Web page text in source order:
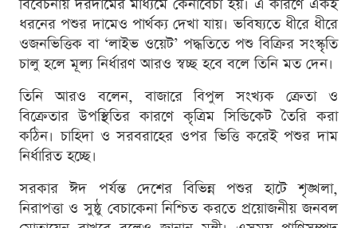
বিবেচনায় দরদামের মাধ্যমে কেনাবেচা হয়। এ কারণে একই
ধরনের পশুর দামেও পার্থক্য দেখা যায়। ভবিষ্যতে ধীরে ধীরে
ওজনভিত্তিক বা ‘লাইভ ওয়েট’ পদ্ধতিতে পশু বিক্রির সংস্কৃতি
চালু হলে মূল্য নির্ধারণ আরও স্বচ্ছ হবে বলে তিনি মত দেন।
তিনি আরও বলেন, বাজারে বিপুল সংখ্যক ক্রেতা ও
বিক্রেতার উপস্থিতির কারণে কৃত্রিম সিন্ডিকেট তৈরি করা
কঠিন। চাহিদা ও সরবরাহের ওপর ভিত্তি করেই পশুর দাম
নির্ধারিত হচ্ছে।
সরকার ঈদ পর্যন্ত দেশের বিভিন্ন পশুর হাটে শৃঙ্খলা,
নিরাপত্তা ও সুষ্ঠু বেচাকেনা নিশ্চিত করতে প্রয়োজনীয় জনবল